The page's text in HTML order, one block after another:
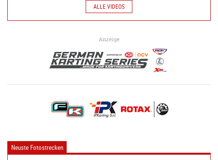
ALLE VIDEOS
Anzeige
Neuste Fotostrecken